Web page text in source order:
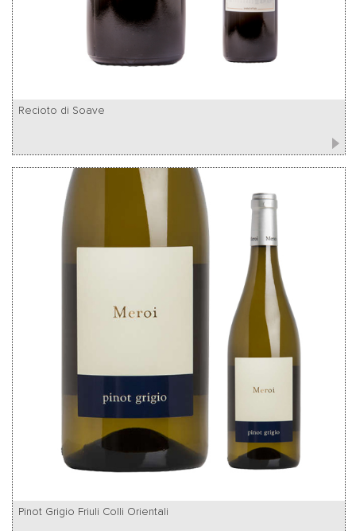
Recioto di Soave
Pinot Grigio Friuli Colli Orientali